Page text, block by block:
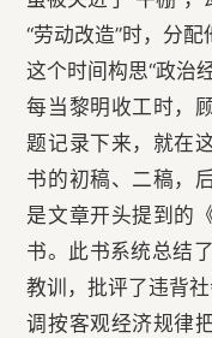
“劳动改造”时，分
这个时间构思“政治
每当黎明收工时，
题记录下来，就在
书的初稿、二稿，
是文章开头提到的
书。此书系统总结
教训，批评了违背
调按客观经济规律